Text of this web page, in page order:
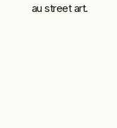
au street art.